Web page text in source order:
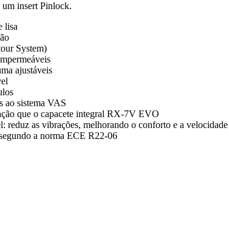
insert Pinlock.
lisa
System)
ajustáveis
ao sistema VAS
que o capacete integral RX-7V EVO
as vibrações, melhorando o conforto e a
a norma ECE R22-06